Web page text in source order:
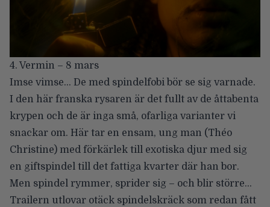
4. Vermin – 8 mars
Imse vimse… De med spindelfobi bör se sig varnade.
I den här franska rysaren är det fullt av de åttabenta
krypen och de är inga små, ofarliga varianter vi
snackar om. Här tar en ensam, ung man (Théo
Christine) med förkärlek till exotiska djur med sig
en giftspindel till det fattiga kvarter där han bor.
Men spindel rymmer, sprider sig – och blir större…
Trailern utlovar otäck spindelskräck som redan fått